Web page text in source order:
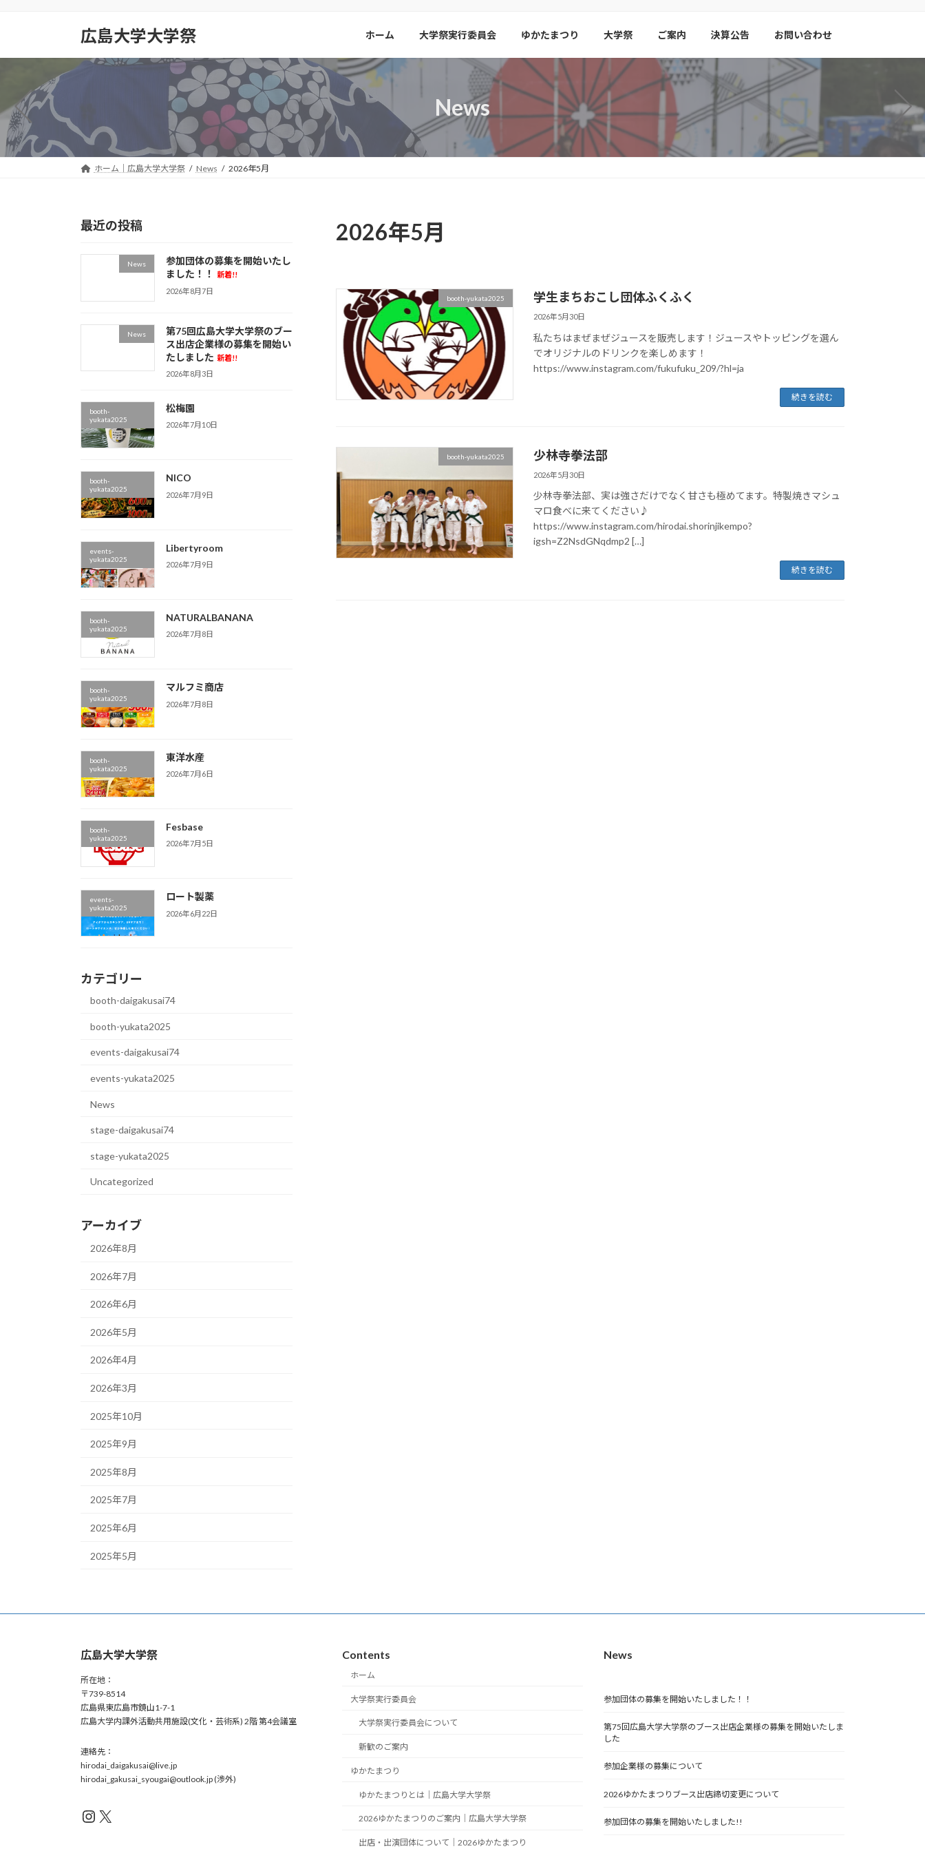
ン
ス
キ
ッ
プ
ー
ン
に
移
動
広島大学大学祭 ホーム 大学祭実行委員会 ゆかたまつり 大学祭 ご案内 決算公告 お問い合わせ
News
ホーム｜広島大学大学祭 News 2026年5月
2026年5月
booth-yukata2025 学生まちおこし団体ふくふく
2026年5月30日
私たちはまぜまぜジュースを販売します！ジュースやトッピングを選ん
でオリジナルのドリンクを楽しめます！
https://www.instagram.com/fukufuku_209/?hl=ja
続きを読む
booth-yukata2025 少林寺拳法部
2026年5月30日
少林寺拳法部、実は強さだけでなく甘さも極めてます。特製焼きマシュ
マロ食べに来てください♪
https://www.instagram.com/hirodai.shorinjikempo?
igsh=Z2NsdGNqdmp2 […]
続きを読む
最近の投稿
News
参加団体の募集を開始いたし
ました！！
新着!!
2026年8月7日
News
第75回広島大学大学祭のブー
ス出店企業様の募集を開始い
たしました 新着!!
2026年8月3日
booth-
yukata2025
松梅園
2026年7月10日
booth-
yukata2025
NICO
2026年7月9日
events-
yukata2025
Libertyroom
2026年7月9日
booth-
yukata2025
NATURALBANANA
2026年7月8日
booth-
yukata2025
マルフミ商店
2026年7月8日
booth-
yukata2025
東洋水産
2026年7月6日
booth-
yukata2025
Fesbase
2026年7月5日
events-
yukata2025
ロート製薬
2026年6月22日
カテゴリー
booth-daigakusai74
booth-yukata2025
events-daigakusai74
events-yukata2025
News
stage-daigakusai74
stage-yukata2025
Uncategorized
アーカイブ
2026年8月
2026年7月
2026年6月
2026年5月
2026年4月
2026年3月
2025年10月
2025年9月
2025年8月
2025年7月
2025年6月
2025年5月
広島大学大学祭
所在地：
〒739-8514
広島県東広島市鏡山1-7-1
広島大学内課外活動共用施設(文化・芸術系) 2階 第4会議室
連絡先：
hirodai_daigakusai@live.jp
hirodai_gakusai_syougai@outlook.jp (渉外)
Instagram
X
Contents
ホーム
大学祭実行委員会
大学祭実行委員会について
新歓のご案内
ゆかたまつり
ゆかたまつりとは｜広島大学大学祭
2026ゆかたまつりのご案内｜広島大学大学祭
出店・出演団体について｜2026ゆかたまつり
News
参加団体の募集を開始いたしました！！
第75回広島大学大学祭のブース出店企業様の募集を開始いたしま
した
参加企業様の募集について
2026ゆかたまつりブース出店締切変更について
参加団体の募集を開始いたしました!!